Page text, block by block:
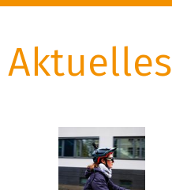
Aktuelles